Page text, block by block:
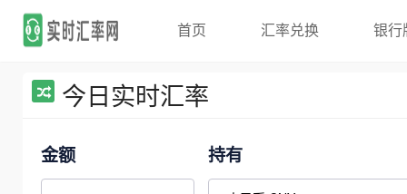
首页 汇率兑换 银行
今日实时汇率
金额 持有